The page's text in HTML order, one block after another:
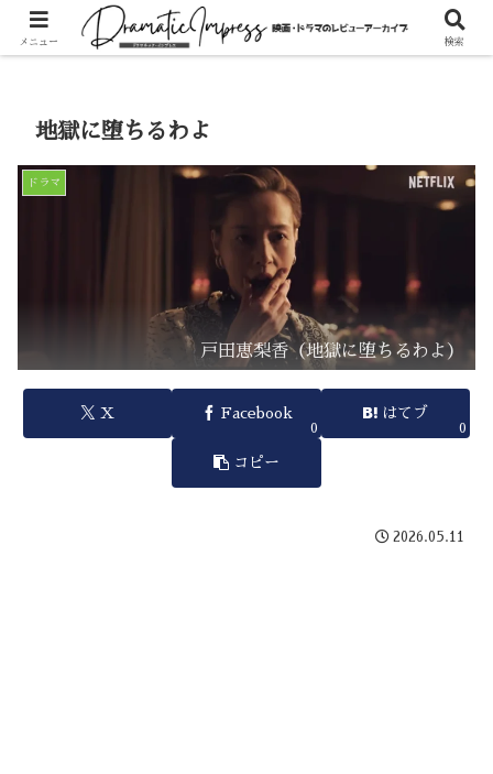
ドラマ
地獄に堕ちるわよ
ドラマ
戸田恵梨香（地獄に堕ちるわよ）
X Facebook
0
はてブ
0
コピー
2026.05.11
メニュー 検索